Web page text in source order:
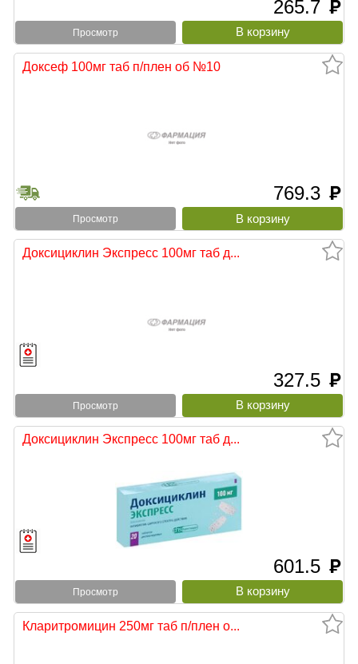
265.7 руб
Просмотр
Доксеф 100мг таб п/плен об №10
769.3 руб
Просмотр
Доксициклин Экспресс 100мг таб д...
327.5 руб
Просмотр
Доксициклин Экспресс 100мг таб д...
601.5 руб
Просмотр
Кларитромицин 250мг таб п/плен о...